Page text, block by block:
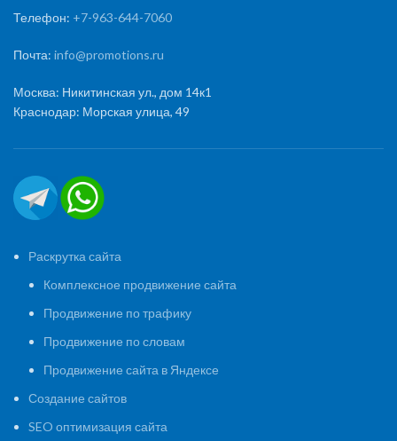
Телефон: +7-963-644-7060
Почта: info@promotions.ru
Москва: Никитинская ул., дом 14к1
Краснодар: Морская улица, 49
Раскрутка сайта
Комплексное продвижение сайта
Продвижение по трафику
Продвижение по словам
Продвижение сайта в Яндексе
Создание сайтов
SEO оптимизация сайта